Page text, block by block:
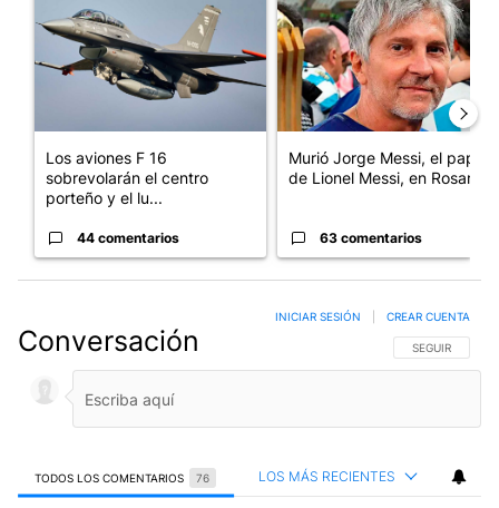
Los aviones F 16
sobrevolarán el centro
porteño y el lu...
44 comentarios
Murió Jorge Messi, el papá
de Lionel Messi, en Rosario
63 comentarios
Conversación SIGA ESTA
SEGUIR
INICIAR SESIÓN CREAR CUENTA
TODOS LOS COMENTARIOS 76 LOS MÁS RECIENTES